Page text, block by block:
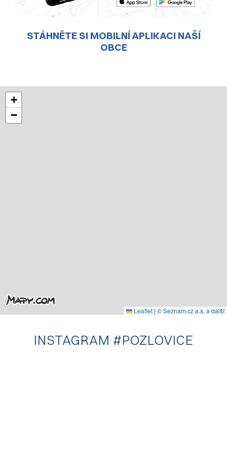
STÁHNĚTE SI MOBILNÍ APLIKACI NAŠÍ
OBCE
+
−
Leaflet | © Seznam.cz a.s. a další
INSTAGRAM #POZLOVICE